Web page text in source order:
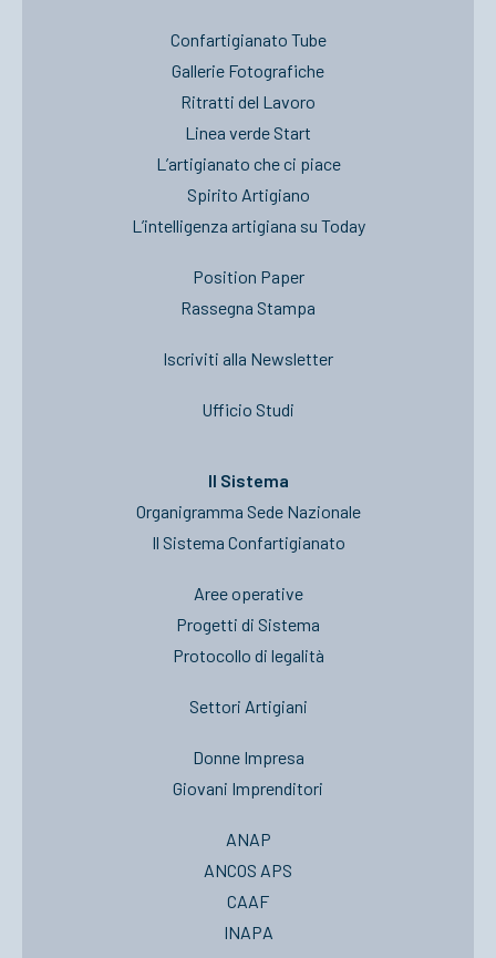
Confartigianato Tube
Gallerie Fotografiche
Ritratti del Lavoro
Linea verde Start
L’artigianato che ci piace
Spirito Artigiano
L’intelligenza artigiana su Today
Position Paper
Rassegna Stampa
Iscriviti alla Newsletter
Ufficio Studi
Il Sistema
Organigramma Sede Nazionale
Il Sistema Confartigianato
Aree operative
Progetti di Sistema
Protocollo di legalità
Settori Artigiani
Donne Impresa
Giovani Imprenditori
ANAP
ANCOS APS
CAAF
INAPA